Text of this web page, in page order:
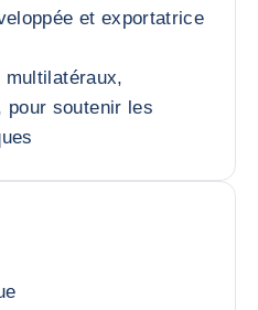
et exportatrice
multilatéraux,
pour soutenir les